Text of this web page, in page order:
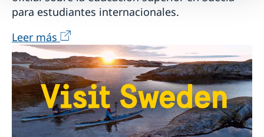
para estudiantes internacionales.
Leer más